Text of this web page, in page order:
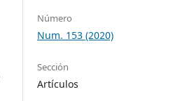
Número
Num. 153 (2020)
Sección
Artículos